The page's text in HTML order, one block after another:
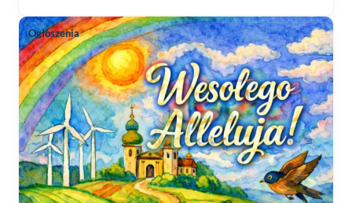
Ogłoszenia